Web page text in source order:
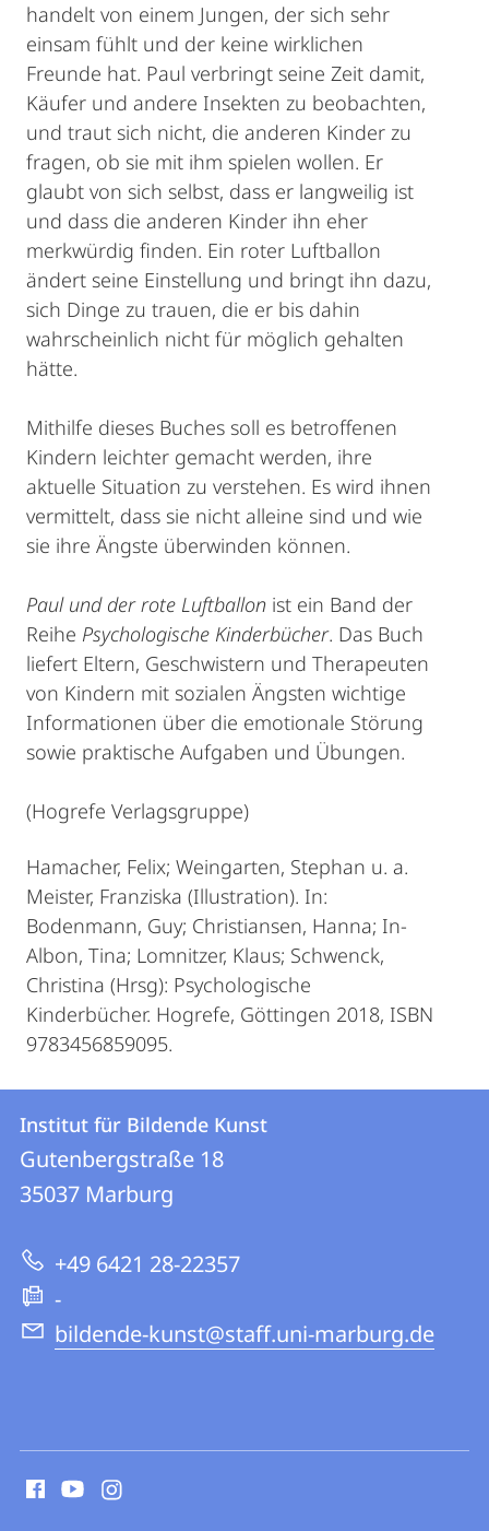
handelt von einem Jungen, der sich sehr
einsam fühlt und der keine wirklichen
Freunde hat. Paul verbringt seine Zeit damit,
Käufer und andere Insekten zu beobachten,
und traut sich nicht, die anderen Kinder zu
fragen, ob sie mit ihm spielen wollen. Er
glaubt von sich selbst, dass er langweilig ist
und dass die anderen Kinder ihn eher
merkwürdig finden. Ein roter Luftballon
ändert seine Einstellung und bringt ihn dazu,
sich Dinge zu trauen, die er bis dahin
wahrscheinlich nicht für möglich gehalten
hätte.
Mithilfe dieses Buches soll es betroffenen
Kindern leichter gemacht werden, ihre
aktuelle Situation zu verstehen. Es wird ihnen
vermittelt, dass sie nicht alleine sind und wie
sie ihre Ängste überwinden können.
Paul und der rote Luftballon ist ein Band der
Reihe Psychologische Kinderbücher. Das Buch
liefert Eltern, Geschwistern und Therapeuten
von Kindern mit sozialen Ängsten wichtige
Informationen über die emotionale Störung
sowie praktische Aufgaben und Übungen.
(Hogrefe Verlagsgruppe)
Hamacher, Felix; Weingarten, Stephan u. a.
Meister, Franziska (Illustration). In:
Bodenmann, Guy; Christiansen, Hanna; In-
Albon, Tina; Lomnitzer, Klaus; Schwenck,
Christina (Hrsg): Psychologische
Kinderbücher. Hogrefe, Göttingen 2018, ISBN
9783456859095.
Kontakt
und
Informationen
zur
Website
Kontaktinformationen
Institut
für
Kunst
Institut für Bildende Kunst
Gutenbergstraße 18
35037 Marburg
+49 6421 28-22357
-
bildende-kunst@staff.uni-marburg.de
Media